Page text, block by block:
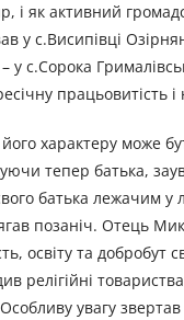
і як активний
у с.Висипівці
у с.Сорока
працьовитість і
характеру може
тепер батька,
батька лежачим у
позаніч. Отець
освіту та добробут
релігійні
Особливу увагу